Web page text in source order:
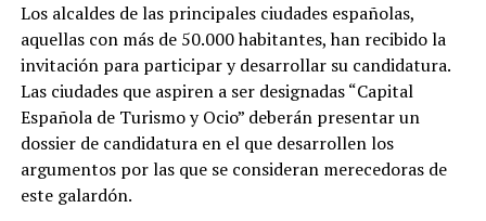
Los alcaldes de las principales ciudades españolas,
aquellas con más de 50.000 habitantes, han recibido la
invitación para participar y desarrollar su candidatura.
Las ciudades que aspiren a ser designadas “Capital
Española de Turismo y Ocio” deberán presentar un
dossier de candidatura en el que desarrollen los
argumentos por las que se consideran merecedoras de
este galardón.